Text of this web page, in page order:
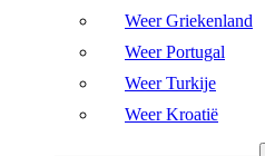
Weer Griekenland
Weer Portugal
Weer Turkije
Weer Kroatië